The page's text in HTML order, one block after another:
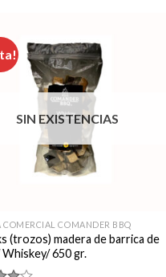
SIN EXISTENCIAS
COMERCIAL COMANDER BBQ
(trozos) madera de barrica de
650 gr.